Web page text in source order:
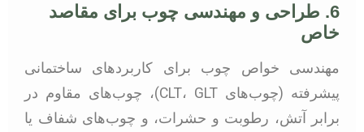
6. طراحی و مهندسی چوب برای مقاصد
خاص
مهندسی خواص چوب برای کاربردهای ساختمانی
پیشرفته (چوب‌های CLT، GLT)، چوب‌های مقاوم در
برابر آتش، رطوبت و حشرات، و چوب‌های شفاف یا